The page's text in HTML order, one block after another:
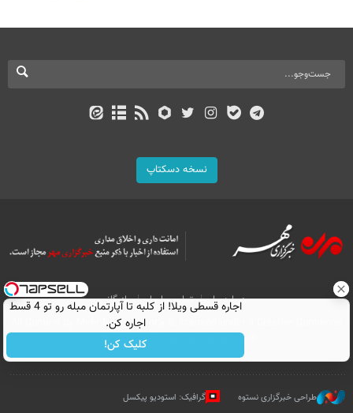
نسخه دسکتاپ
درباره ما تماس با ما
بازرگانی
All Content by Mehr News Agency is licensed under a Creative Commons
Attribution 4.0 International License.
طراحی خبرگزاری نستوه گرافیک: استودیو پیکسل
اجاره‌ قسطی ویلا! از کلبه تا آپارتمان مبله رو تو 4 قسط
اجاره کن.
کلیک کن!